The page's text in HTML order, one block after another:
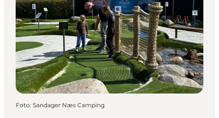
Overnatning
Book lokale oplevelser
Foto: Sandager Næs Camping